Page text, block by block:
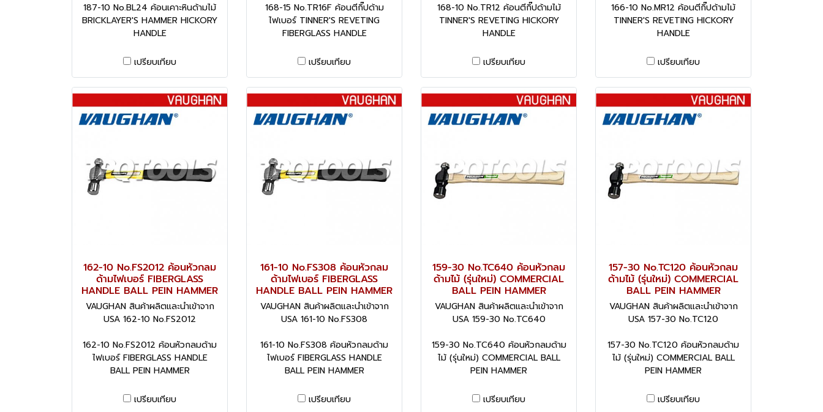
187-10 No.BL24 ค้อนเคาะหินด้ามไม้
BRICKLAYER'S HAMMER HICKORY
HANDLE
เปรียบเทียบ
168-15 No.TR16F ค้อนตีกิ๊ปด้าม
ไฟเบอร์ TINNER'S REVETING
FIBERGLASS HANDLE
เปรียบเทียบ
168-10 No.TR12 ค้อนตีกิ๊ปด้ามไม้
TINNER'S REVETING HICKORY
HANDLE
เปรียบเทียบ
166-10 No.MR12 ค้อนตีกิ๊ปด้ามไม้
TINNER'S REVETING HICKORY
HANDLE
เปรียบเทียบ
162-10 No.FS2012 ค้อนหัวกลม
ด้ามไฟเบอร์ FIBERGLASS
HANDLE BALL PEIN HAMMER
VAUGHAN สินค้าผลิตและนำเข้าจาก
USA 162-10 No.FS2012
162-10 No.FS2012 ค้อนหัวกลมด้าม
ไฟเบอร์ FIBERGLASS HANDLE
BALL PEIN HAMMER
เปรียบเทียบ
161-10 No.FS308 ค้อนหัวกลม
ด้ามไฟเบอร์ FIBERGLASS
HANDLE BALL PEIN HAMMER
VAUGHAN สินค้าผลิตและนำเข้าจาก
USA 161-10 No.FS308
161-10 No.FS308 ค้อนหัวกลมด้าม
ไฟเบอร์ FIBERGLASS HANDLE
BALL PEIN HAMMER
เปรียบเทียบ
159-30 No.TC640 ค้อนหัวกลม
ด้ามไม้ (รุ่นใหม่) COMMERCIAL
BALL PEIN HAMMER
VAUGHAN สินค้าผลิตและนำเข้าจาก
USA 159-30 No.TC640
159-30 No.TC640 ค้อนหัวกลมด้าม
ไม้ (รุ่นใหม่) COMMERCIAL BALL
PEIN HAMMER
เปรียบเทียบ
157-30 No.TC120 ค้อนหัวกลม
ด้ามไม้ (รุ่นใหม่) COMMERCIAL
BALL PEIN HAMMER
VAUGHAN สินค้าผลิตและนำเข้าจาก
USA 157-30 No.TC120
157-30 No.TC120 ค้อนหัวกลมด้าม
ไม้ (รุ่นใหม่) COMMERCIAL BALL
PEIN HAMMER
เปรียบเทียบ